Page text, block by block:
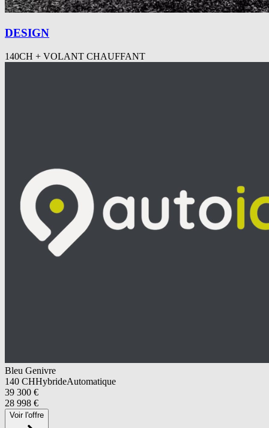
DESIGN
140CH + VOLANT CHAUFFANT
Bleu Genivre
140 CHHybrideAutomatique
39 300 €
28 998 €
Voir l'offre